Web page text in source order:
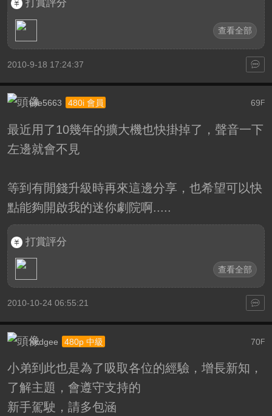
打賞評分
查看全部
2010-9-18 17:24:37
69 F
elle5663 480i 會員
最近用了10幾年的擴大機也快掛掉了，聲音一下
左邊就會不見
等到有閒錢升級時再來這邊分享，也希望可以快
點能夠開啟我的迷你劇院啊.....
打賞評分
查看全部
2010-10-24 06:55:21
70F
Xcdgee 480p 中級
小弟到此也是為了吸取各位的經驗，增長新知，
了解主題，會遵守支持的
新手駕駛，請多包涵